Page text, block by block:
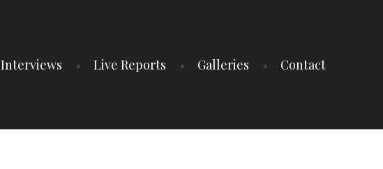
Interviews Live Reports Galleries Contact